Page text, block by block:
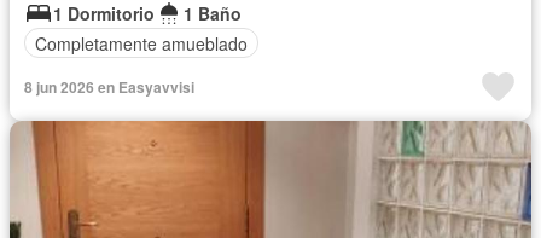
1 Dormitorio
1 Baño
Completamente amueblado
8 jun 2026 en Easyavvisi